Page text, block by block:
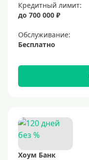
Кредитный лимит:
до 700 000 ₽
Обслуживание:
Бесплатно
Хоум Банк